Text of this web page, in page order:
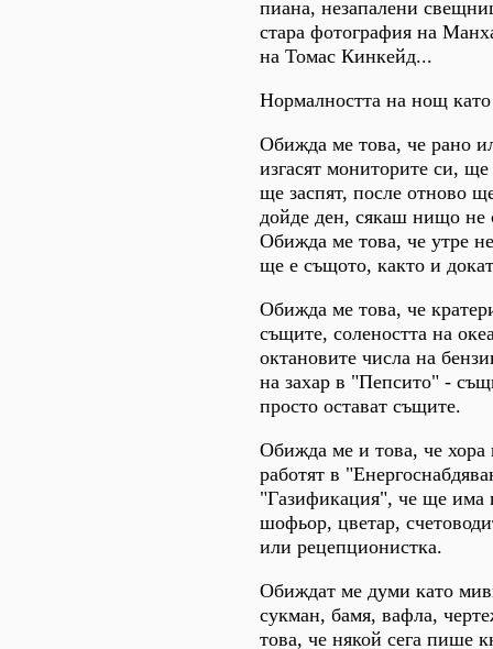
пиана, незапалени
стара фотография на
на Томас Кинкейд...
Нормалността на нощ
Обижда ме това, че рано
изгасят мониторите си,
ще заспят, после отново
дойде ден, сякаш нищо не
Обижда ме това, че утре
ще е същото, както и
Обижда ме това, че
същите, солеността на
октановите числа на
на захар в "Пепсито" -
просто остават същите.
Обижда ме и това, че хора
работят в
"Газификация", че ще има
шофьор, цветар,
или рецепционистка.
Обиждат ме думи като
сукман, бамя, вафла,
това, че някой сега пише